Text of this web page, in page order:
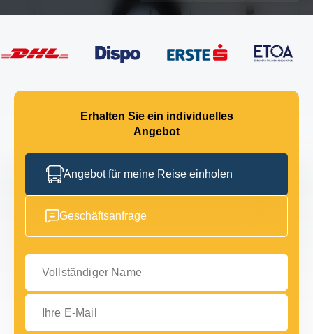
Erhalten Sie ein individuelles
Angebot
Angebot für meine Reise einholen
Geschäftsanfrage
Vollständiger Name
Ihre E-Mail